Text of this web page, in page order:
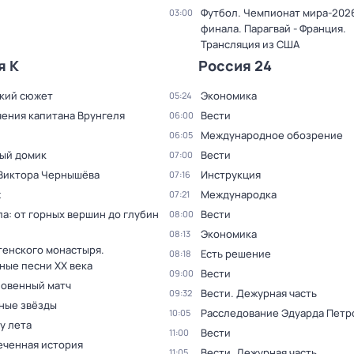
03:00
Футбол. Чемпионат мира-
финала. Парагвай - Франция.
Трансляция из США
К
сюжет
капитана Врунгеля
домик
Чернышёва
от горных вершин до глубин
монастыря.
песни XX века
матч
звёзды
лета
история
Россия 24
05:24 Экономика
06:00 Вести
06:05 Международное обозрение
07:00 Вести
07:16 Инструкция
07:21 Международка
08:00 Вести
08:13 Экономика
08:18 Есть решение
09:00 Вести
09:32 Вести. Дежурная часть
10:05 Расследование Эдуарда
11:00 Вести